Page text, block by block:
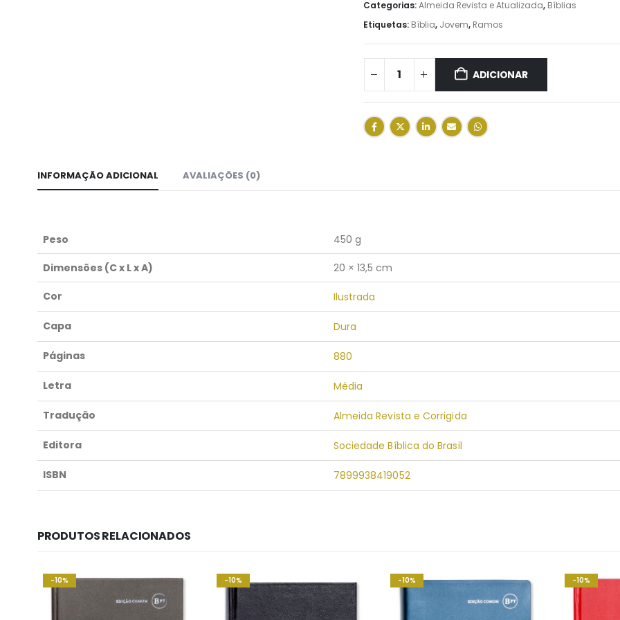
Categorias:Almeida Revista e Atualizada, Bíblias
Etiquetas: Bíblia, Jovem, Ramos
ADICIONAR
INFORMAÇÃO ADICIONAL AVALIAÇÕES (0)
Peso 450 g
Dimensões (C x L x A) 20 × 13,5 cm
Cor Ilustrada
Capa Dura
Páginas 880
Letra Média
Tradução Almeida Revista e Corrigida
Editora Sociedade Bíblica do Brasil
ISBN 7899938419052
PRODUTOS RELACIONADOS
-10% -10% -10% -10%